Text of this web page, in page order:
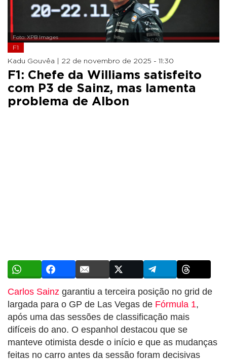
Foto: XPB Images
F1
Kadu Gouvêa | 22 de novembro de 2025 - 11:30
F1: Chefe da Williams satisfeito
com P3 de Sainz, mas lamenta
problema de Albon
Carlos Sainz garantiu a terceira posição no grid de
largada para o GP de Las Vegas de Fórmula 1,
após uma das sessões de classificação mais
difíceis do ano. O espanhol destacou que se
manteve otimista desde o início e que as mudanças
feitas no carro antes da sessão foram decisivas